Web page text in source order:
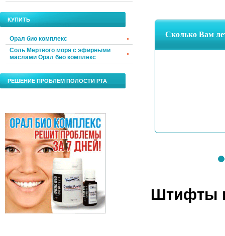
КУПИТЬ
Орал био комплекс
Соль Мертвого моря с эфирными
маслами Орал био комплекс
РЕШЕНИЕ ПРОБЛЕМ ПОЛОСТИ РТА
Штифты